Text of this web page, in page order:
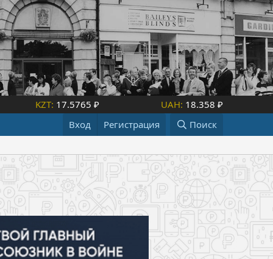
KZT: 17.5765 ₽ UAH: 18.358 ₽
Вход
Регистрация Поиск